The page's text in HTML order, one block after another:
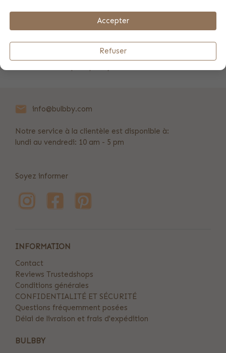
Matériau: bois de hêtre
info@bulbby.com
Notre service à la clientèle est disponible à:
lundi au vendredi: 10 am - 5 pm
Soyez informer
INFORMATION
Contact
Reviews Trustedshops
Conditions générales
CONFIDENTIALITÉ ET SÉCURITÉ
Questions fréquemment posées
Délai de livraison et frais d'expédition
BULBBY
Accepter
Refuser